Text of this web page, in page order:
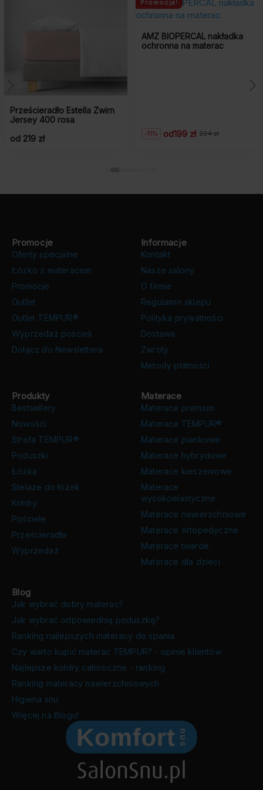
Prześcieradło Estella Zwirn
Jersey 400 rosa
od 219 zł
Promocja!
AMZ BIOPERCAL nakładka
ochronna na materac
od 224 zł
Pierwotna199 zł
Aktualna
-11%
Promocje
Oferty specjalne
Łóżko z materacem
Promocje
Outlet
Outlet TEMPUR®
Wyprzedaż pościeli
Dołącz do Newslettera
Informacje
Kontakt
Nasze salony
O firmie
Regulamin sklepu
Polityka prywatności
Dostawa
Zwroty
Metody płatności
Produkty
Bestsellery
Nowości
Strefa TEMPUR®
Poduszki
Łóżka
Stelaże do łóżek
Kołdry
Pościele
Prześcieradła
Wyprzedaż
Materace
Materace premium
Materace TEMPUR®
Materace piankowe
Materace hybrydowe
Materace kieszeniowe
Materace
wysokoelastyczne
Materace nawierzchniowe
Materace ortopedyczne
Materace twarde
Materace dla dzieci
Blog
Jak wybrać dobry materac?
Jak wybrać odpowiednią poduszkę?
Ranking najlepszych materacy do spania
Czy warto kupić materac TEMPUR? - opinie klientów
Najlepsze kołdry całoroczne - ranking
Ranking materacy nawierzchniowych
Higiena snu
Więcej na Blogu!